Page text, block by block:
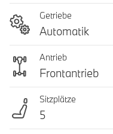
Getriebe
Automatik
Antrieb
Frontantrieb
Sitzplätze
5